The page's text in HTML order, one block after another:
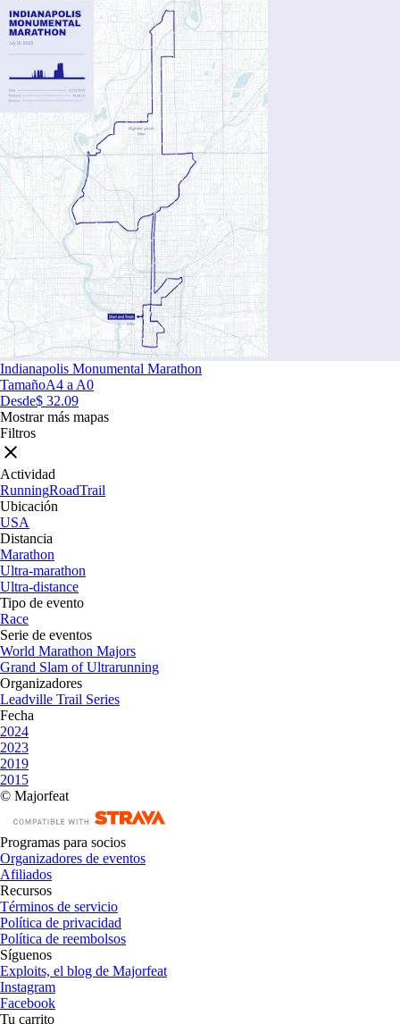
Indianapolis Monumental Marathon
TamañoA4 a A0
Desde$ 32.09
Mostrar más mapas
Filtros
Actividad
RunningRoadTrail
Ubicación
USA
Distancia
Marathon
Ultra-marathon
Ultra-distance
Tipo de evento
Race
Serie de eventos
World Marathon Majors
Grand Slam of Ultrarunning
Organizadores
Leadville Trail Series
Fecha
2024
2023
2019
2015
© Majorfeat
Programas para socios
Organizadores de eventos
Afiliados
Recursos
Términos de servicio
Política de privacidad
Política de reembolsos
Síguenos
Exploits, el blog de Majorfeat
Instagram
Facebook
Tu carrito